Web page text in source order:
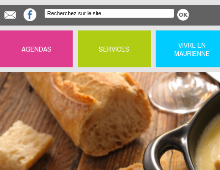
AGENDAS SERVICES
VIVRE EN
MAURIENNE